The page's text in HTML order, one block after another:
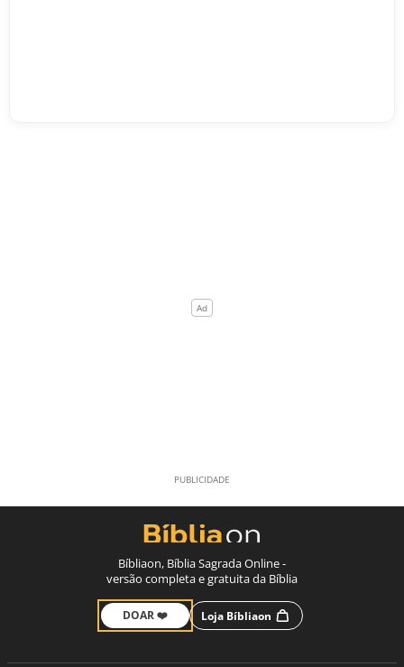
Bíbliaon, Bíblia Sagrada Online -
versão completa e gratuita da Bíblia
DOAR ❤️ Loja Bíbliaon